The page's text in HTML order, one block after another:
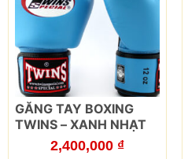
trang
sản
GĂNG TAY BOXING
TWINS – XANH NHẠT
2,400,000 ₫
Sản
phẩm
có